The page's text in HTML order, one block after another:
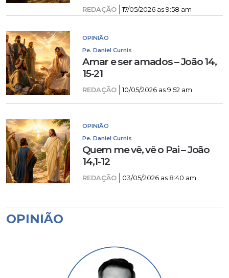
REDAÇÃO 17/05/2026 as 9:58 am
OPINIÃO
Pe. Daniel Curnis
Amar e ser amados – João 14,
15-21
REDAÇÃO 10/05/2026 as 9:52 am
OPINIÃO
Pe. Daniel Curnis
Quem me vê, vê o Pai – João
14,1-12
REDAÇÃO 03/05/2026 as 8:40 am
OPINIÃO